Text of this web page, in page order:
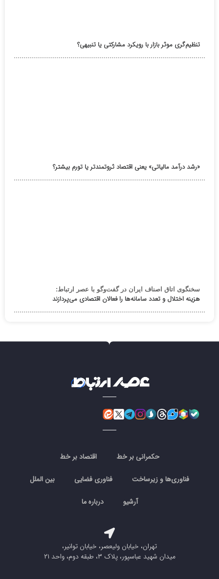
تنظیم‌گری موثر بازار با رویکرد مشارکتی یا تنبیهی؟
«رشد درآمد مالیاتی» یعنی اقتصاد ثروتمندتر یا تورم بیشتر؟
سخنگوی اتاق اصناف ایران در گفت‌وگو با عصر ارتباط:
هزینه اختلال و تعدد سامانه‌ها را فعالان اقتصادی می‌پردازند
حکمرانی بر خط اقتصاد بر خط
فناوری‌ها و زیرساخت فناوری فضایی بین الملل
آرشیو درباره ما
تهران، خیابان ولیعصر، خیابان توانیر،
میدان شهید عباسپور، پلاک ۳، طبقه دوم، واحد ۲۱